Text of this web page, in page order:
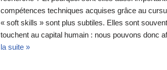
compétences techniques acquises grâce au
« soft skills » sont plus subtiles. Elles sont
touchent au capital humain : nous pouvons donc
la suite »